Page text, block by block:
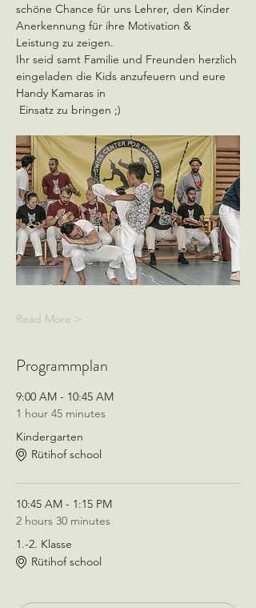
schöne Chance für uns Lehrer, den Kinder
Anerkennung für ihre Motivation &
Leistung zu zeigen.
Ihr seid samt Familie und Freunden herzlich
eingeladen die Kids anzufeuern und eure
Handy Kamaras in
Einsatz zu bringen ;)
Read More >
Programmplan
9:00 AM - 10:45 AM
1 hour 45 minutes
Kindergarten
Rütihof school
10:45 AM - 1:15 PM
2 hours 30 minutes
1.-2. Klasse
Rütihof school